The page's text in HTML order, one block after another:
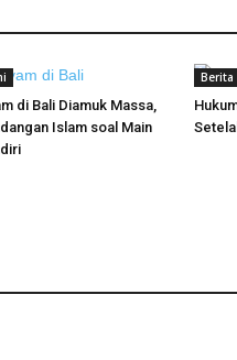
di Bali Diamuk Massa,
Islam soal Main
Berita